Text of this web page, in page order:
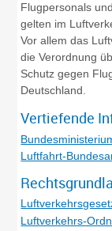
Flugpersonals
gelten im
Vor allem das
die Verordnung
Schutz gegen
Deutschland.
Vertiefende
Luftfahrt-
Luftverkehrs-